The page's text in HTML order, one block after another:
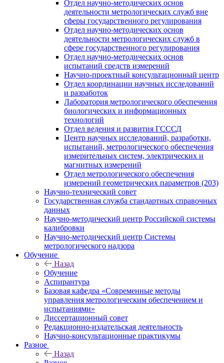
Отдел научно-методических основ
деятельности метрологических служб вне
сферы государственного регулирования
Отдел научно-методических основ
деятельности метрологических служб в
сфере государственного регулирования
Отдел научно-методических основ
испытаний средств измерений
Научно-проектный консультационный центр
Отдел координации научных исследований
и разработок
Лаборатория метрологического обеспечения
биологических и информационных
технологий
Отдел ведения и развития ГСССД
Центр научных исследований, разработки,
испытаний, метрологического обеспечения
измерительных систем, электрических и
магнитных измерений
Отдел метрологического обеспечения
измерений геометрических параметров (203)
Научно-технический совет
Государственная служба стандартных справочных
данных
Научно-методический центр Российской системы
калибровки
Научно-методический центр Системы
метрологического надзора
Обучение
Назад
Обучение
Аспирантура
Базовая кафедра «Современные методы
управления метрологическим обеспечением и
испытаниями»
Диссертационный совет
Редакционно-издательская деятельность
Научно-консультационные практикумы
Разное
Назад